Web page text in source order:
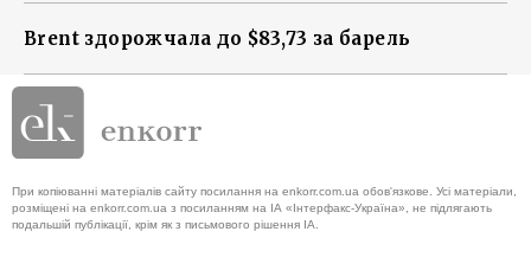
Brent здорожчала до $83,73 за барель
При копіюванні матеріалів сайту посилання на enkorr.com.ua обов'язкове. Усі матеріали,
розміщені на enkorr.com.ua з посиланням на ІА «Інтерфакс-Україна», не підлягають
подальшій публікації, крім як з письмового рішення ІА.